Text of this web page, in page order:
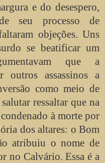
e do desespero,
seu processo de
objeções. Uns
se beatificar um
que a
outros assassinos a
como meio de
ressaltar que na
à morte por
dos altares: o Bom
atribuiu o nome de
no Calvário. Essa é a